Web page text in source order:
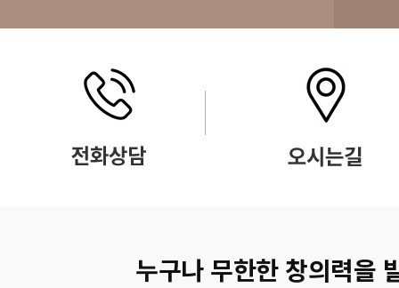
누구나 무한한 창의력을